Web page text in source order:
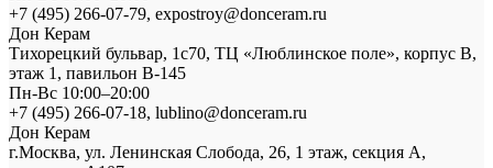
+7 (495) 266-07-79, expostroy@donceram.ru
Дон Керам
Тихорецкий бульвар, 1с70, ТЦ «Люблинское поле», корпус В,
этаж 1, павильон В-145
Пн-Вс 10:00–20:00
+7 (495) 266-07-18, lublino@donceram.ru
Дон Керам
г.Москва, ул. Ленинская Слобода, 26, 1 этаж, секция А,